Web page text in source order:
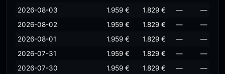
2026-08-03
1.959 € 1.829 € —
—
2026-08-02
1.959 € 1.829 € —
—
2026-08-01
1.959 € 1.829 € —
—
2026-07-31
1.959 € 1.829 € —
—
2026-07-30
1.959 € 1.829 € —
—